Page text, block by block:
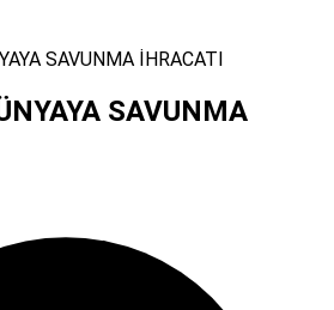
SAVUNMA İHRACATI
SAVUNMA